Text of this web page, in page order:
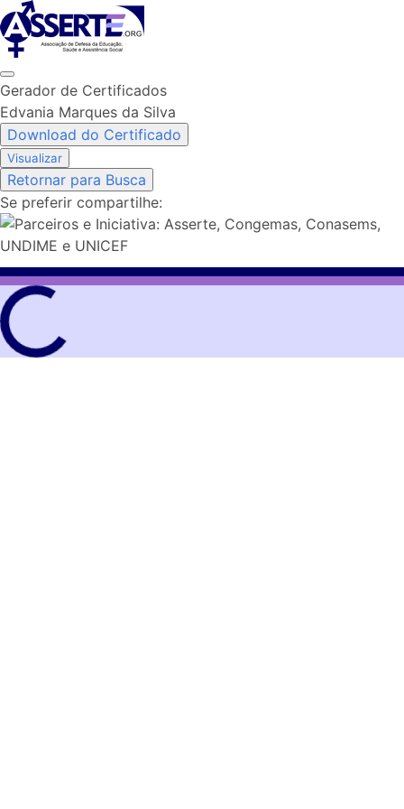
Skip
to
content
Gerador de Certificados
Edvania Marques da Silva
Download do Certificado
Visualizar
Retornar para Busca
Se preferir compartilhe: